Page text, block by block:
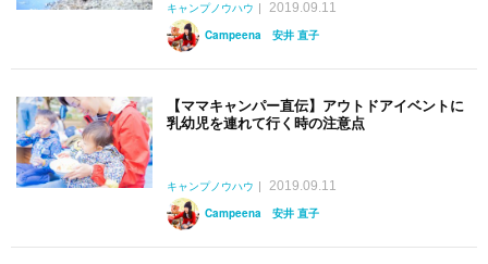
キャンプノウハウ
2019.09.11
Campeena 安井 直子
【ママキャンパー直伝】アウトドアイベントに
乳幼児を連れて行く時の注意点
キャンプノウハウ
2019.09.11
Campeena 安井 直子